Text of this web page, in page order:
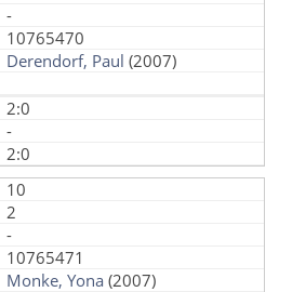
-
10765470
Derendorf, Paul (2007)
2:0
-
2:0
10
2
-
10765471
Monke, Yona (2007)